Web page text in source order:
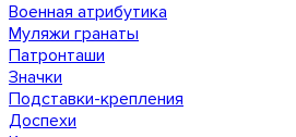
Военная атрибутика
Муляжи гранаты
Патронташи
Значки
Подставки-крепления
Доспехи